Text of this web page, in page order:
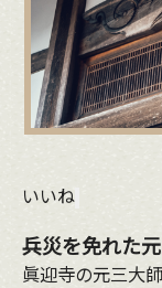
いいね
兵災を免れた
眞迎寺の元三大